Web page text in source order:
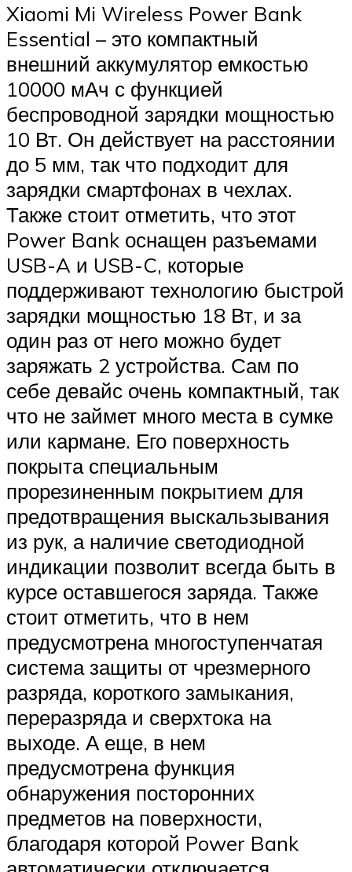
Xiaomi Mi Wireless Power Bank
Essential – это компактный
внешний аккумулятор емкостью
10000 мАч с функцией
беспроводной зарядки мощностью
10 Вт. Он действует на расстоянии
до 5 мм, так что подходит для
зарядки смартфонах в чехлах.
Также стоит отметить, что этот
Power Bank оснащен разъемами
USB-A и USB-C, которые
поддерживают технологию быстрой
зарядки мощностью 18 Вт, и за
один раз от него можно будет
заряжать 2 устройства. Сам по
себе девайс очень компактный, так
что не займет много места в сумке
или кармане. Его поверхность
покрыта специальным
прорезиненным покрытием для
предотвращения выскальзывания
из рук, а наличие светодиодной
индикации позволит всегда быть в
курсе оставшегося заряда. Также
стоит отметить, что в нем
предусмотрена многоступенчатая
система защиты от чрезмерного
разряда, короткого замыкания,
переразряда и сверхтока на
выходе. А еще, в нем
предусмотрена функция
обнаружения посторонних
предметов на поверхности,
благодаря которой Power Bank